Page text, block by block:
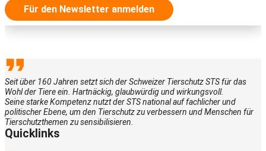
Für den Newsletter anmelden
Seit über 160 Jahren setzt sich der Schweizer Tierschutz STS für das
Wohl der Tiere ein. Hartnäckig, glaubwürdig und wirkungsvoll.
Seine starke Kompetenz nutzt der STS national auf fachlicher und
politischer Ebene, um den Tierschutz zu verbessern und Menschen für
Tierschutzthemen zu sensibilisieren.
Quicklinks